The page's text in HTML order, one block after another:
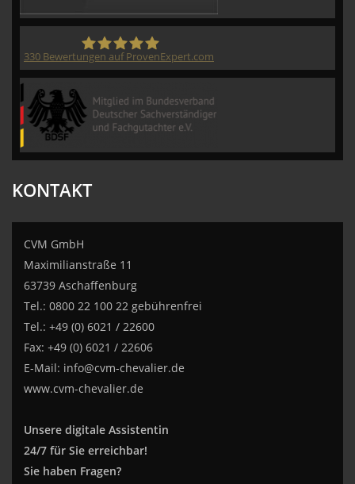
330 Bewertungen auf ProvenExpert.com
KONTAKT
CVM GmbH
Maximilianstraße 11
63739 Aschaffenburg
Tel.: 0800 22 100 22 gebührenfrei
Tel.: +49 (0) 6021 / 22600
Fax: +49 (0) 6021 / 22606
E-Mail: info@cvm-chevalier.de
www.cvm-chevalier.de
Unsere digitale Assistentin
24/7 für Sie erreichbar!
Sie haben Fragen?